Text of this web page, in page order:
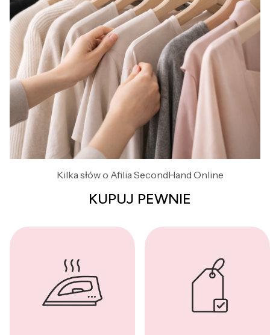
Kilka słów o Afilia SecondHand Online
KUPUJ PEWNIE